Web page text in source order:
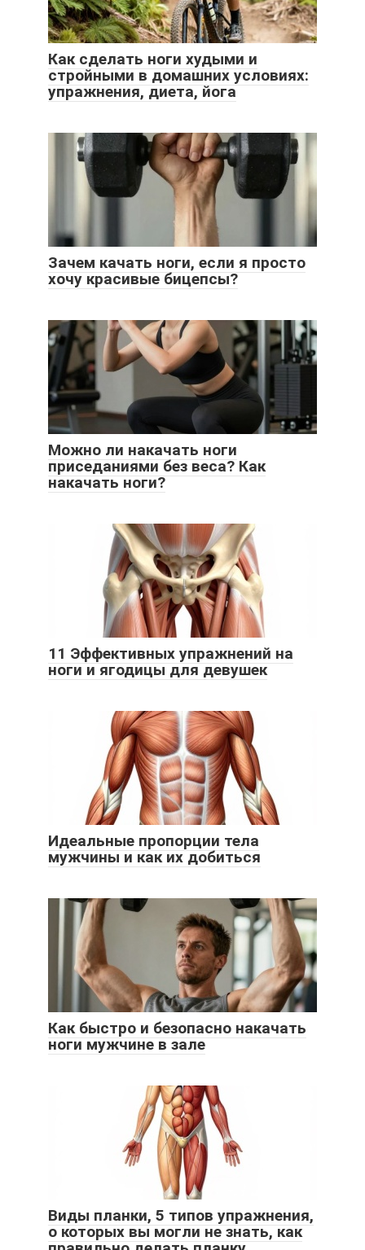
Как сделать ноги худыми и
стройными в домашних условиях:
упражнения, диета, йога
Зачем качать ноги, если я просто
хочу красивые бицепсы?
Можно ли накачать ноги
приседаниями без веса? Как
накачать ноги?
11 Эффективных упражнений на
ноги и ягодицы для девушек
Идеальные пропорции тела
мужчины и как их добиться
Как быстро и безопасно накачать
ноги мужчине в зале
Виды планки, 5 типов упражнения,
о которых вы могли не знать, как